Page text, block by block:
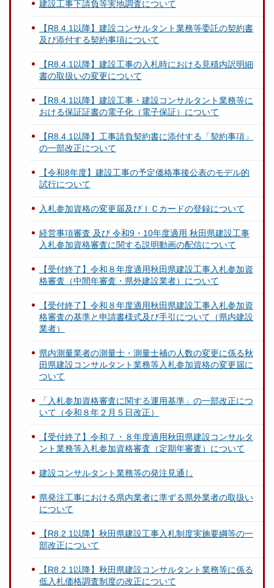
建設工事下請負等実地調査について
【R8.4.1以降】建設コンサルタント業務等委託の契約書
及び添付する契約事項について
【R8.4.1以降】建設工事の入札時における見積内訳明細
書の取扱いの変更について
【R8.4.1以降】建設工事・建設コンサルタント業務等に
おける保証証書の電子化（電子保証）について
【R8.4.1以降】工事請負契約書に添付する「契約事項」
の一部改正について
【令和8年度】建設工事の予定価格事後公表のモデル的
試行について
入札参加資格の変更届及びＩＣカードの登録について
経営事項審査 及び 令和9・10年度適用 秋田県建設工事
入札参加資格審査に関する説明動画の配信について
【受付終了】令和８年度適用秋田県建設工事入札参加資
格審査（中間年審査・県外建設業者）について
【受付終了】令和８年度適用秋田県建設工事入札参加資
格審査の基準と申請書様式及び手引について（県内建設
業者）
県内測量業者の測量士・測量士補の人数の変更に係る秋
田県建設コンサルタント業務等入札参加資格の変更届に
ついて
「入札参加資格審査に関する運用基準」の一部改正につ
いて（令和８年２月５日改正）
【受付終了】令和７・８年度適用秋田県建設コンサルタ
ント業務等入札参加資格審査（定期年審査）について
建設コンサルタント業務等の発注見通し
県発注工事における県内業者に準ずる県外業者の取扱い
について
【R8.2.1以降】秋田県建設工事入札制度実施要綱等の一
部改正について
【R8.2.1以降】秋田県建設コンサルタント業務等に係る
低入札価格調査制度の改正について